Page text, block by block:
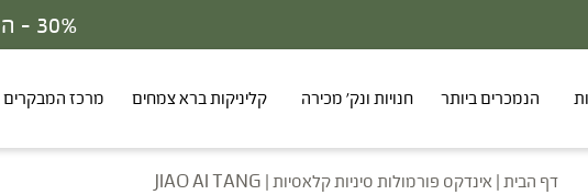
30% - הנחה על סדרת הפטריות ברכישת 3 מוצרים
הנמכרים ביותר חנויות ונק' מכירה קליניקות ברא צמחים מרכז המבקרים
דף הבית | אינדקס פורמולות סיניות קלאסיות |
JIAO AI TANG